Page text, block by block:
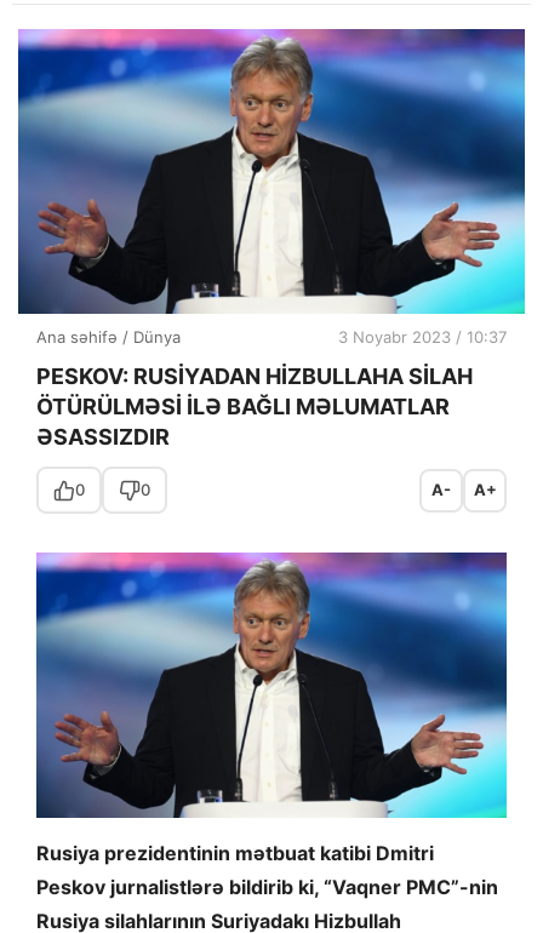
Ana səhifə / Dünya 3 Noyabr 2023 / 10:37
PESKOV: RUSİYADAN HİZBULLAHA SİLAH
ÖTÜRÜLMƏSİ İLƏ BAĞLI MƏLUMATLAR
ƏSASSIZDIR
0 0 A- A+
Rusiya prezidentinin mətbuat katibi Dmitri
Peskov jurnalistlərə bildirib ki, “Vaqner PMC”-nin
Rusiya silahlarının Suriyadakı Hizbullah